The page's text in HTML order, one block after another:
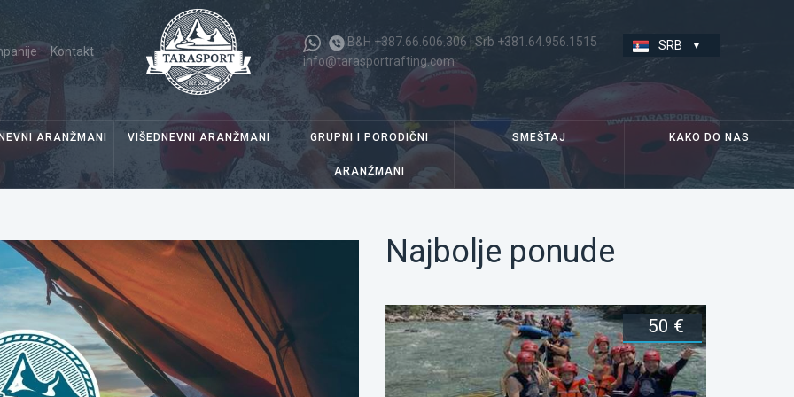
Kontakt
B&H +387.66.606.306 |Srb +381.64.956.1515
info@tarasportrafting.com
SRB
ARANŽMANI VIŠEDNEVNI ARANŽMANI GRUPNI I PORODIČNI
ARANŽMANI
SMEŠTAJ KAKO DO NAS
Najbolje ponude
50 €